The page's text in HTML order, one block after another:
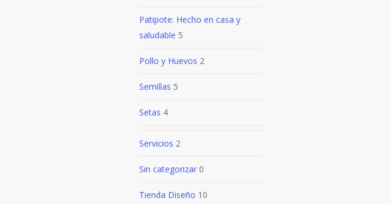
Patipote: Hecho en casa y
saludable 5
Pollo y Huevos 2
Semillas 5
Setas 4
Servicios 2
Sin categorizar 0
Tienda Diseño 10